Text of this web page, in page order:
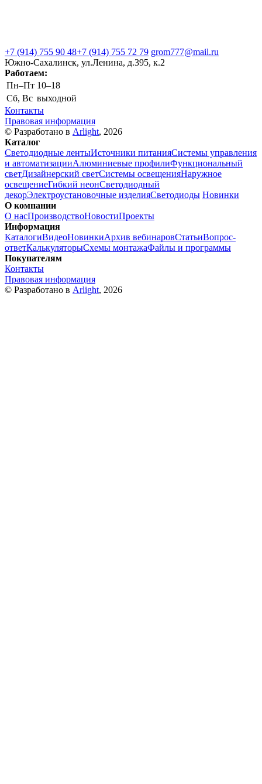
+7 (914) 755 90 48+7 (914) 755 72 79 grom777@mail.ru
Южно-Сахалинск, ул.Ленина, д.395, к.2
Работаем:
Пн–Пт 10–18
Сб, Вс выходной
Контакты
Правовая информация
© Разработано в Arlight, 2026
Каталог
Светодиодные лентыИсточники питанияСистемы управления
и автоматизацииАлюминиевые профилиФункциональный
светДизайнерский светСистемы освещенияНаружное
освещениеГибкий неонСветодиодный
декорЭлектроустановочные изделияСветодиоды Новинки
О компании
О насПроизводствоНовостиПроекты
Информация
КаталогиВидеоНовинкиАрхив вебинаровСтатьиВопрос-
ответКалькуляторыСхемы монтажаФайлы и программы
Покупателям
Контакты
Правовая информация
© Разработано в Arlight, 2026